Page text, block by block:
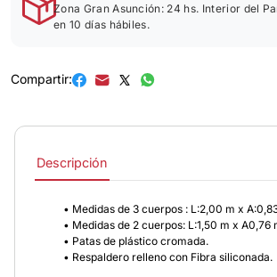
Zona Gran Asunción: 24 hs. Interior del
en 10 días hábiles.
Compartir:
Descripción
• Medidas de 3 cuerpos : L:2,00 m x
• Medidas de 2 cuerpos: L:1,50 m x A0,76
• Patas de plástico cromada.
• Respaldero relleno con Fibra siliconada.